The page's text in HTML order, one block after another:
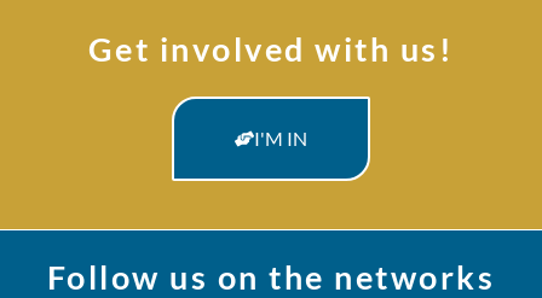
Get involved with us!
I'M IN
Follow us on the networks